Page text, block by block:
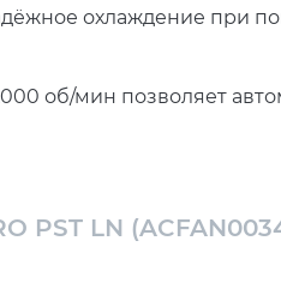
охлаждение при
об/мин позволяет
PST LN